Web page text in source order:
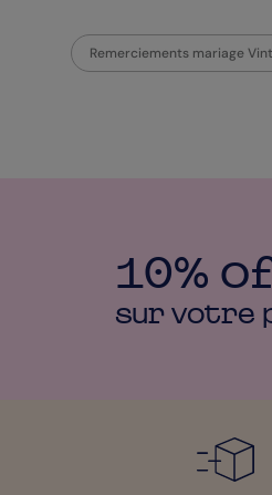
Remerciements mariage
10%
sur votre